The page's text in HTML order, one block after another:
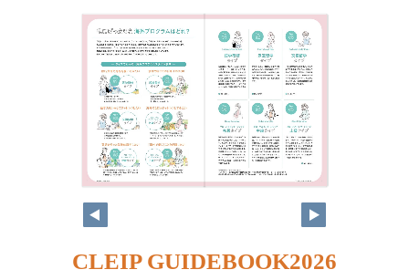
CLEIP GUIDEBOOK2026